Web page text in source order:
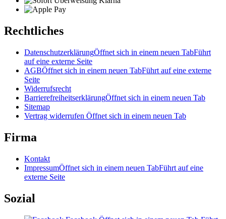
Rechtliches
DatenschutzerklärungÖffnet sich in einem neuen TabFührt
auf eine externe Seite
AGBÖffnet sich in einem neuen TabFührt auf eine externe
Seite
Widerrufsrecht
BarrierefreiheitserklärungÖffnet sich in einem neuen Tab
Sitemap
Vertrag widerrufen Öffnet sich in einem neuen Tab
Firma
Kontakt
ImpressumÖffnet sich in einem neuen TabFührt auf eine
externe Seite
Sozial